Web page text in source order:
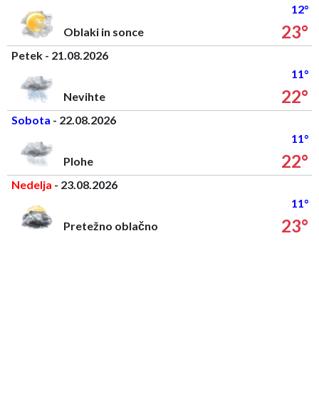
12°
Oblaki in sonce
23°
Petek - 21.08.2026
11°
Nevihte
22°
Sobota - 22.08.2026
11°
Plohe
22°
Nedelja - 23.08.2026
11°
Pretežno oblačno
23°